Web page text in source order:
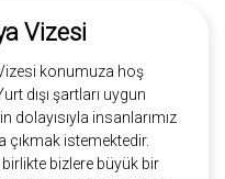
Vizesi
konumuza hoş
dışı şartları uygun
dolayısıyla insanlarımız
çıkmak istemektedir.
bizlere büyük bir